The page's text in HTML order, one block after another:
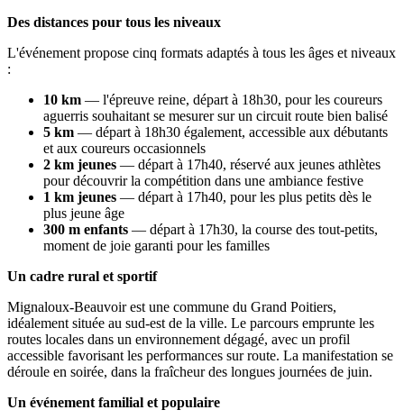
Des distances pour tous les niveaux
L'événement propose cinq formats adaptés à tous les âges et niveaux
:
10 km — l'épreuve reine, départ à 18h30, pour les coureurs
aguerris souhaitant se mesurer sur un circuit route bien balisé
5 km — départ à 18h30 également, accessible aux débutants
et aux coureurs occasionnels
2 km jeunes — départ à 17h40, réservé aux jeunes athlètes
pour découvrir la compétition dans une ambiance festive
1 km jeunes — départ à 17h40, pour les plus petits dès le
plus jeune âge
300 m enfants — départ à 17h30, la course des tout-petits,
moment de joie garanti pour les familles
Un cadre rural et sportif
Mignaloux-Beauvoir est une commune du Grand Poitiers,
idéalement située au sud-est de la ville. Le parcours emprunte les
routes locales dans un environnement dégagé, avec un profil
accessible favorisant les performances sur route. La manifestation se
déroule en soirée, dans la fraîcheur des longues journées de juin.
Un événement familial et populaire